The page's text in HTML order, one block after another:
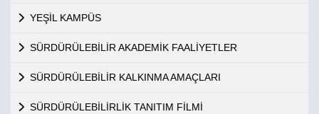
YEŞİL KAMPÜS
SÜRDÜRÜLEBİLİR AKADEMİK FAALİYETLER
SÜRDÜRÜLEBİLİR KALKINMA AMAÇLARI
SÜRDÜRÜLEBİLİRLİK TANITIM FİLMİ